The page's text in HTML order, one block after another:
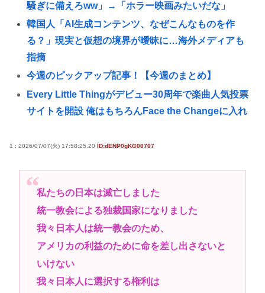
騒ぎに備えろww」→「ホラー映画みたいだな」
韓国人「AI生成コンテンツ、なぜこんなものを作
る？」現実と仮想の境界が曖昧に…海外メディアも
指摘
今週のピックアップ記事！【今週のまとめ】
Every Little Thingがデビュー30周年で楽曲人気投票
サイトを開設 俺はもちろんFace the Changeに入れ
韓国人「人間冷蔵庫は日本が作ったから絶対に売れ
す…」
【大甲子園】被災地熊本県が涙 初出場の熊本代表有
明高校、京都立命館に9回裏2アウトから逆転勝利
X「B’z、ミスチル、サザン、ドリカム、スピッツが
まだ現役なの凄いよな。今の歌手が30年後にやれて
るだろうか？」
女子高生がプロ野球選手を目指す漫画、ついに発見
1 : 2026/07/07(火) 17:58:25.20 ID:dENP0gKG00707
私たちの日本は滅亡しました
統一教会による独裁国家になりました
我々日本人は統一教会のため、
アメリカの利益のために命を差し出さないと
いけない
我々日本人に選択する権利は